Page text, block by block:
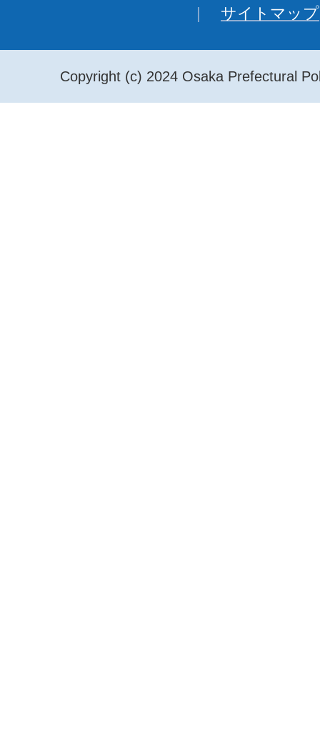
サイトマップ
Copyright (c) 2024 Osaka Prefectural